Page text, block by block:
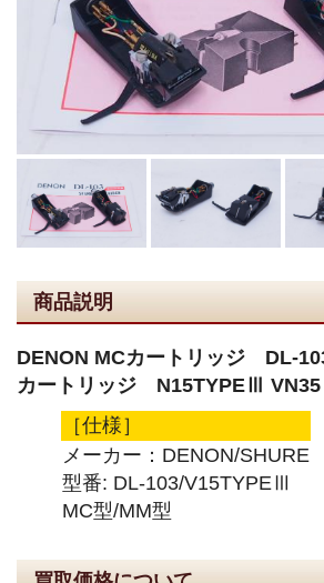
商品説明
DENON MCカートリッジ DL-
カートリッジ N15TYPEⅢ
［仕様］
メーカー：DENON/SHURE
型番: DL-103/V15TYPEⅢ
MC型/MM型